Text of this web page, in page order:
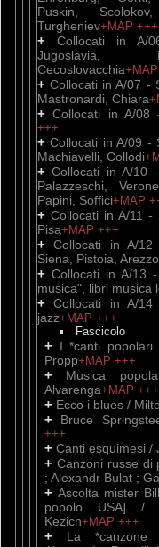
Puskin,
Turgheniev+MAP +++
+ Collocati in A/
Jugoslavia,
Cecoslovacchia+MAP
+Collocati in A/07 -
Mastronardi, Chiara
+Collocati in A/08
+++
+Collocati in A/09 -
Machiavelli, Collodi
+Collocati in A/10
Palazzeschi,
Papini, Soffici+MAP
+ Collocati in A/11 -
Pisa+MAP +++
+Collocati in A/
Siena, Pistoia, Arezzo
+ Collocati in A/13
musica", libri musica
+Collocati in A/
jazz+MAP +++
Fascicolo
+ I *canti popolari
Propp+MAP +++
+ Musica
Alvarenga+MAP +++
+ Ecco i blues /
+ Bruce
+++
+ Canti esquimesi /
+ Canzoni russe di
; Alexandr Bulat ;
+ Ascolta mister
popolo USA] /
Kezich+MAP +++
+ La